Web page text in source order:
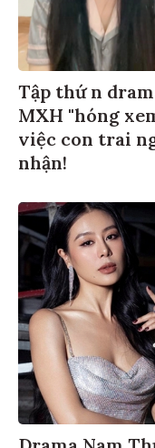
Tập thứ n
MXH "hóng
việc con trai
nhận!
Drama Nam